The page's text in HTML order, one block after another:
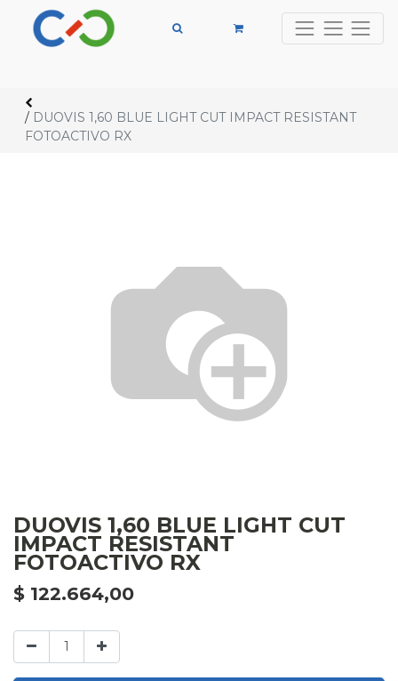
/ DUOVIS 1,60 BLUE LIGHT CUT IMPACT RESISTANT
FOTOACTIVO RX
DUOVIS 1,60 BLUE LIGHT CUT
IMPACT RESISTANT
FOTOACTIVO RX
$ 122.664,00